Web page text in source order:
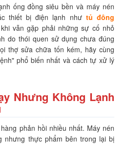
ống đồng siêu bền và máy nén
thiết bị điện lạnh như tủ đông
vẫn gặp phải những sự cố nhỏ
do thói quen sử dụng chưa đúng
thợ sửa chữa tốn kém, hãy cùng
phổ biến nhất và cách tự xử lý
Nhưng Không Lạnh
phản hồi nhiều nhất. Máy nén
nhưng thực phẩm bên trong lại bị